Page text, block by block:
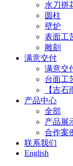
水刀拼
圆柱
壁炉
表面工
雕刻
满意交付
满意交
台面工
【吉石
产品中心
全部
产品展
合作案
联系我们
English